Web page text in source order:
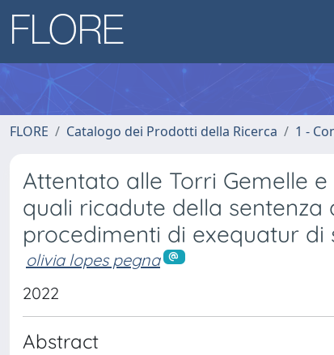
FLORE Catalogo dei Prodotti della Ricerca 1 -
Attentato alle Torri Gemelle
quali ricadute della sentenza
procedimenti di exequatur di
olivia lopes pegna
2022
Abstract